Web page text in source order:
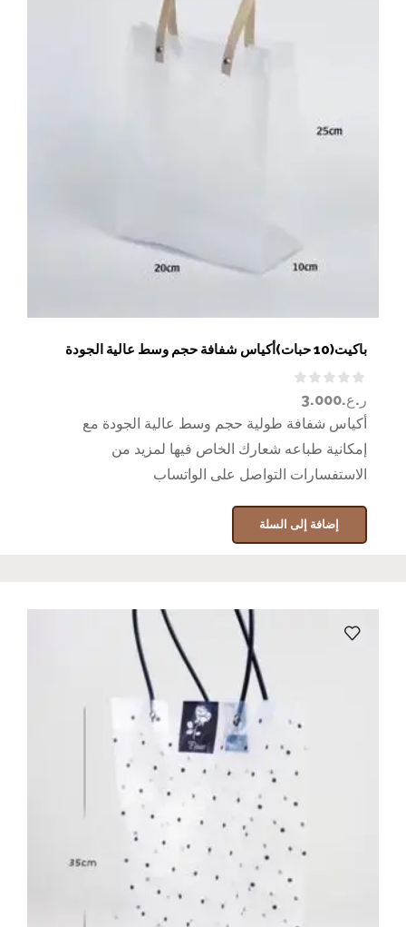
باكيت(10 حبات)أكياس شفافة حجم وسط عالية الجودة
ر.ع.3.000
أكياس شفافة طولية حجم وسط عالية الجودة مع
إمكانية طباعه شعارك الخاص فيها لمزيد من
الاستفسارات التواصل على الواتساب
إضافة إلى السلة